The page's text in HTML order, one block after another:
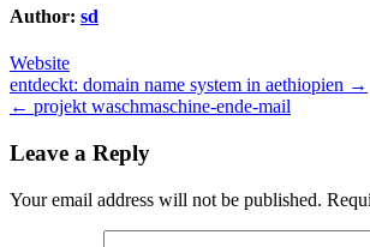
Author: sd
Website
Post
navigation
entdeckt: domain name system in aethiopien →
← projekt waschmaschine-ende-mail
Leave a Reply
Your email address will not be published.